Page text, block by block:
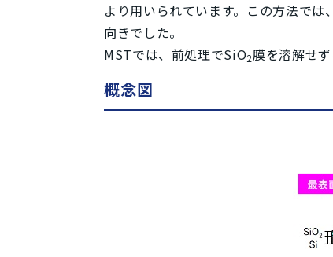
より用いられています。この方法で
向きでした。
MSTでは、前処理でSiO2膜を溶解せ
概念図